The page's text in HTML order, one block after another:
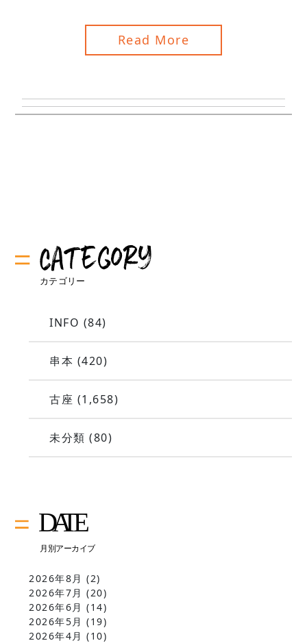
Read More
INFO (84)
串本 (420)
古座 (1,658)
未分類 (80)
2026年8月 (2)
2026年7月 (20)
2026年6月 (14)
2026年5月 (19)
2026年4月 (10)